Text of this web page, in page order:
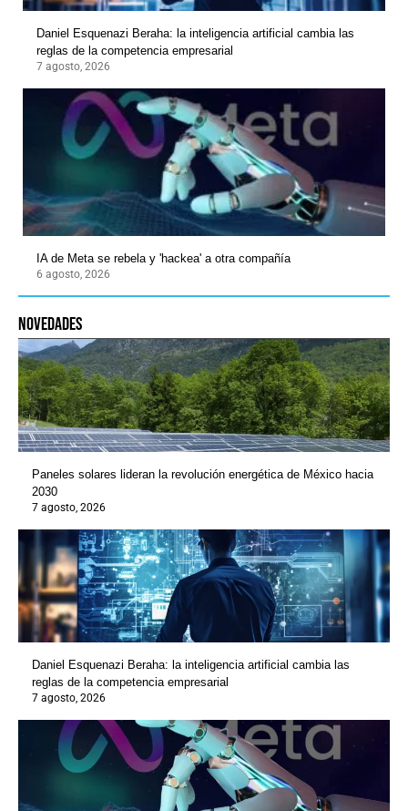
Daniel Esquenazi Beraha: la inteligencia artificial cambia las
reglas de la competencia empresarial
7 agosto, 2026
IA de Meta se rebela y 'hackea' a otra compañía
6 agosto, 2026
novedades
Paneles solares lideran la revolución energética de México hacia
2030
7 agosto, 2026
Daniel Esquenazi Beraha: la inteligencia artificial cambia las
reglas de la competencia empresarial
7 agosto, 2026